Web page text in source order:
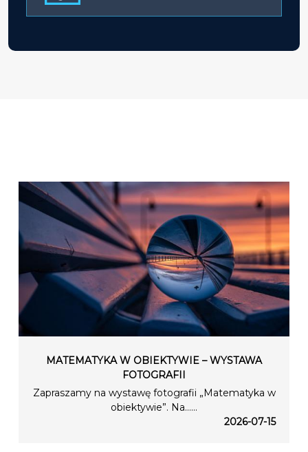
MATEMATYKA W OBIEKTYWIE – WYSTAWA
FOTOGRAFII
Zapraszamy na wystawę fotografii „Matematyka w
obiektywie”. Na…...
2026-07-15